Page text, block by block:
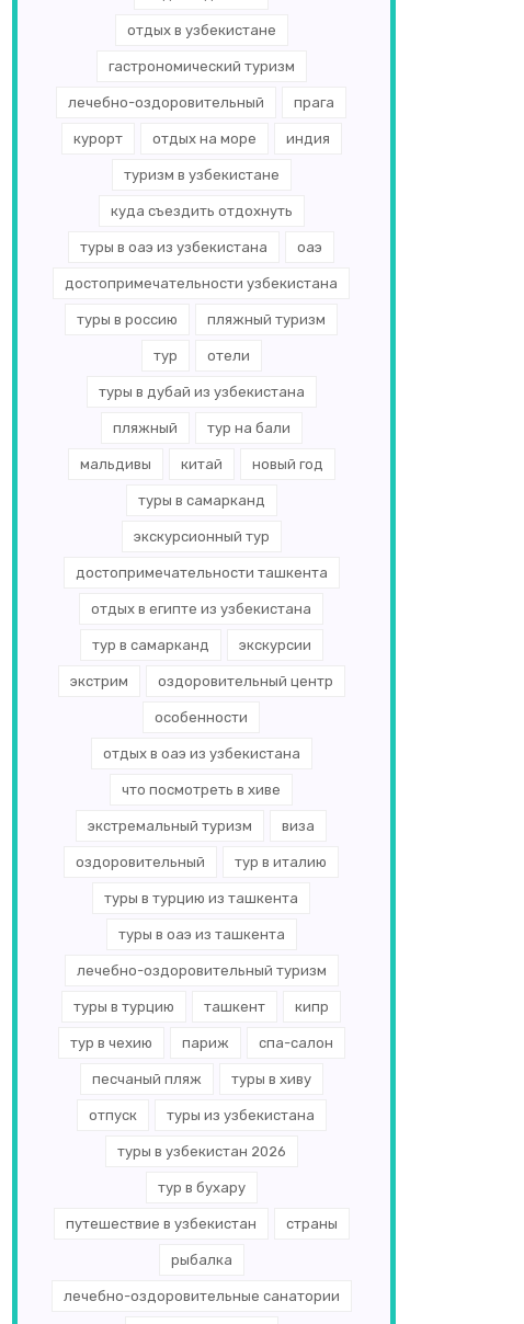
отдых в узбекистане
гастрономический туризм
лечебно-оздоровительный прага
курорт отдых на море индия
туризм в узбекистане
куда съездить отдохнуть
туры в оаэ из узбекистана оаэ
достопримечательности узбекистана
туры в россию пляжный туризм
тур отели
туры в дубай из узбекистана
пляжный тур на бали
мальдивы китай новый год
туры в самарканд
экскурсионный тур
достопримечательности ташкента
отдых в египте из узбекистана
тур в самарканд экскурсии
экстрим оздоровительный центр
особенности
отдых в оаэ из узбекистана
что посмотреть в хиве
экстремальный туризм виза
оздоровительный тур в италию
туры в турцию из ташкента
туры в оаэ из ташкента
лечебно-оздоровительный туризм
туры в турцию ташкент кипр
тур в чехию париж спа-салон
песчаный пляж туры в хиву
отпуск туры из узбекистана
туры в узбекистан 2026
тур в бухару
путешествие в узбекистан страны
рыбалка
лечебно-оздоровительные санатории